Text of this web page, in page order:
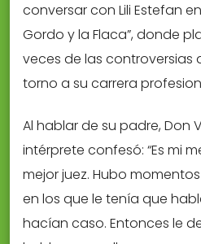
conversar con Lili Estefan
Gordo y la Flaca”, donde
veces de las controversias
torno a su carrera
Al hablar de su padre, Don
intérprete confesó: “Es mi
mejor juez. Hubo
en los que le tenía que
hacían caso. Entonces le